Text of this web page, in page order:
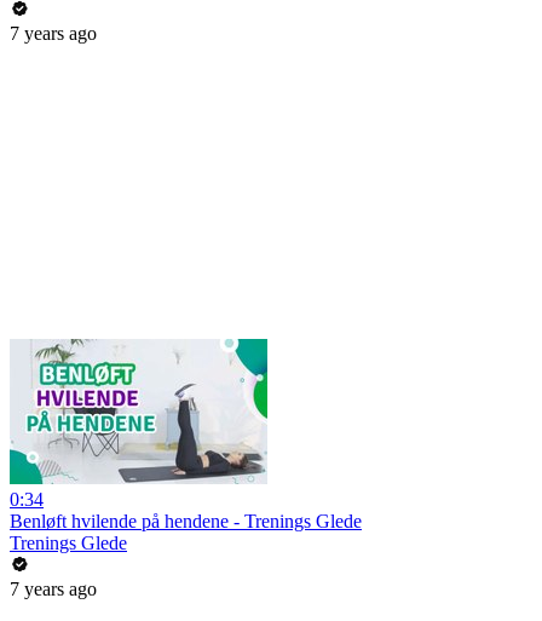
7 years ago
0:34
Benløft hvilende på hendene - Trenings Glede
Trenings Glede
7 years ago